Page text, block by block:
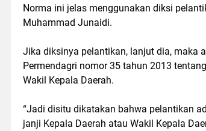
Norma ini jelas menggunakan diksi
Muhammad Junaidi.
Jika diksinya pelantikan, lanjut dia, maka
Permendagri nomor 35 tahun 2013
Wakil Kepala Daerah.
“Jadi disitu dikatakan bahwa pelantikan
janji Kepala Daerah atau Wakil Kepala